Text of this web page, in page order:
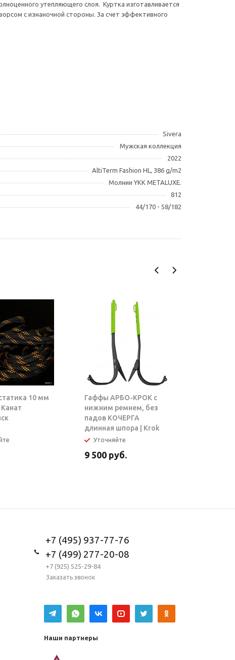
утепляющего слоя. Куртка изготавливается
с изнаночной стороны. За счет эффективного
Sivera
Мужская коллекция
2022
AltiTerm Fashion HL, 386 g/m2
Молнии YKK METALUXE.
812
44/170 - 58/182
10 мм
Гаффы АРБО-КРОК с
нижним ремнем, без
падов КОЧЕРГА
длинная шпора | Krok
Уточняйте
9 500 руб.
+7 (495) 937-77-76
+7 (499) 277-20-08
+7 (925) 525-29-84
Заказать звонок
Наши партнеры